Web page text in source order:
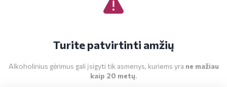
Turite patvirtinti amžių
Alkoholinius gėrimus gali įsigyti tik asmenys, kuriems yra ne mažiau
kaip 20 metų.